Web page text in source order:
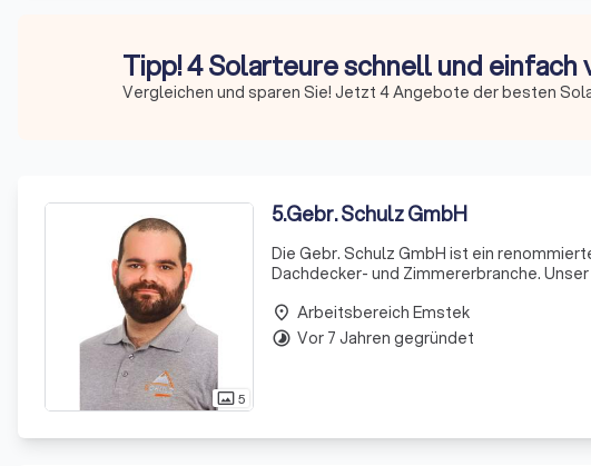
Tipp! 4 Solarteure schnell und einfach
Vergleichen und sparen Sie! Jetzt 4 Angebote der besten
photo_size_select_actual5
5.Gebr. Schulz GmbH
Die Gebr. Schulz GmbH ist ein
Dachdecker- und Zimmererbranche.
2001 führen die
place Arbeitsbereich Emstek
timelapse Vor 7 Jahren gegründet